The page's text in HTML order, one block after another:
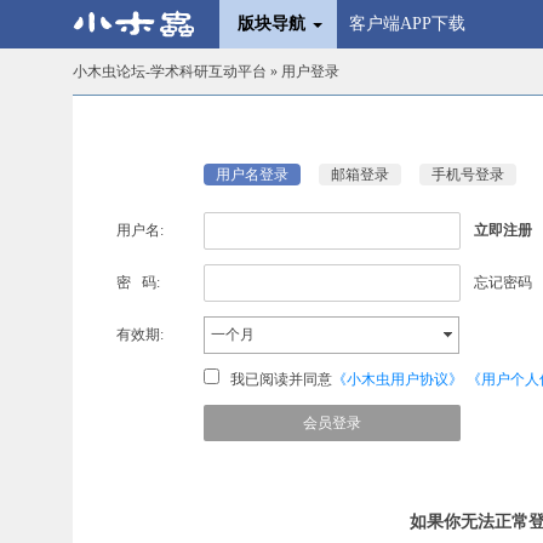
版块导航 客户端APP下载
小木虫论坛-学术科研互动平台 » 用户登录
用户名登录 邮箱登录 手机号登录
用户名: 立即注册
密 码: 忘记密码
有效期: 一个月
我已阅读并同意《小木虫用户协议》 《用户个
如果你无法正常